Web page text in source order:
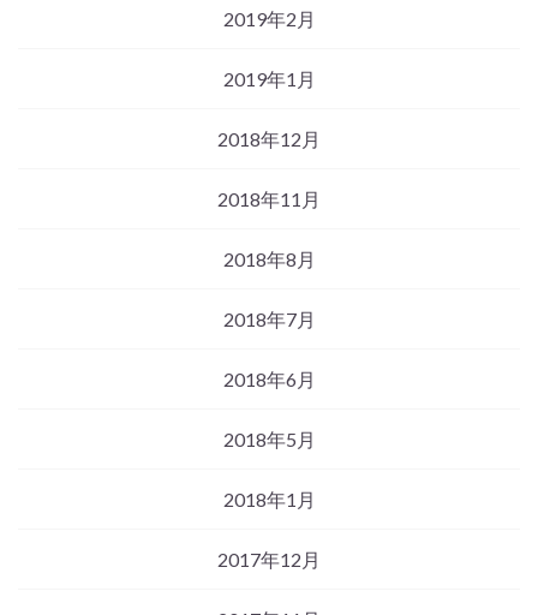
2019年2月
2019年1月
2018年12月
2018年11月
2018年8月
2018年7月
2018年6月
2018年5月
2018年1月
2017年12月